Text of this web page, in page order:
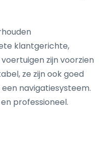
klantgerichte,
zijn voorzien
ze zijn ook goed
navigatiesysteem.
professioneel.